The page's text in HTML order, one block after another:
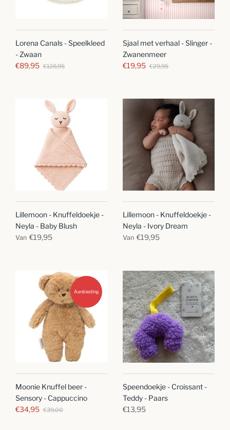
Lorena Canals - Speelkleed
- Zwaan
€89,95 €128,95
Sjaal met verhaal - Slinger -
Zwanenmeer
€19,95 €29,95
Lillemoon - Knuffeldoekje -
Neyla - Baby Blush
Van €19,95
Lillemoon - Knuffeldoekje -
Neyla - Ivory Dream
Van €19,95
Aanbieding
Moonie Knuffel beer -
Sensory - Cappuccino
€34,95 €39,00
Speendoekje - Croissant -
Teddy - Paars
€13,95